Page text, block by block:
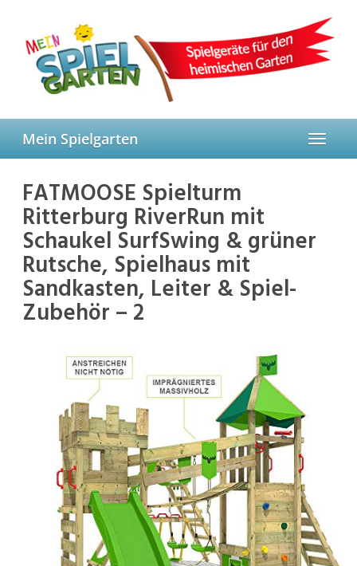
content
Toggle
Mein Spielgarten
FATMOOSE Spielturm
Ritterburg RiverRun mit
Schaukel SurfSwing & grüner
Rutsche, Spielhaus mit
Sandkasten, Leiter & Spiel-
Zubehör – 2